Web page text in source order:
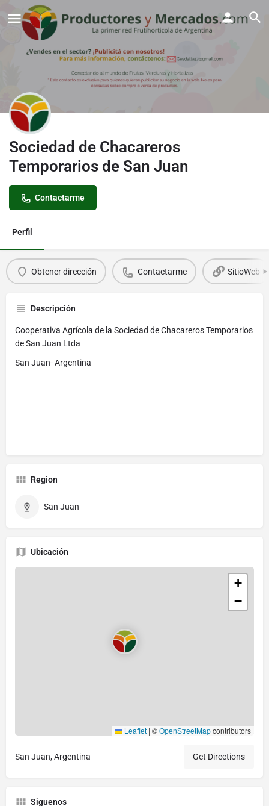
Sociedad de Chacareros
Temporarios de San Juan
Contactarme
Perfil
Obtener dirección Contactarme SitioWeb
Descripción
Cooperativa Agrícola de la Sociedad de Chacareros Temporarios
de San Juan Ltda
San Juan- Argentina
Region
San Juan
Ubicación
+
−
Leaflet | ©OpenStreetMapcontributors
San Juan, Argentina Get Directions
Siguenos